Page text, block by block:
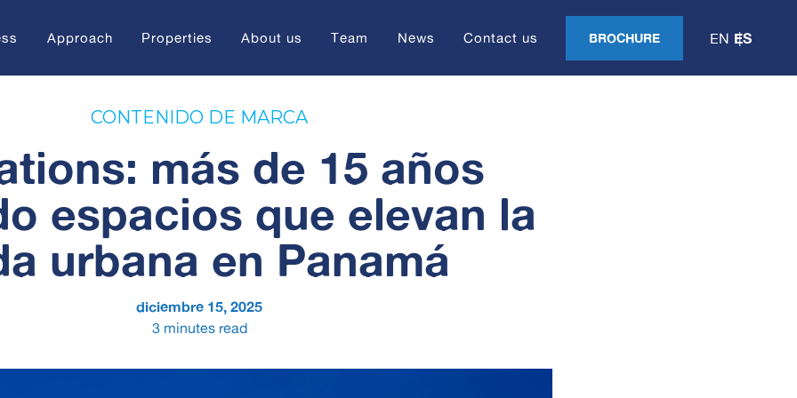
Approach Properties About us Team News Contact us BROCHURE EN ES
CONTENIDO DE MARCA
más de 15 años
espacios que elevan la
urbana en Panamá
diciembre 15, 2025
3 minutes read